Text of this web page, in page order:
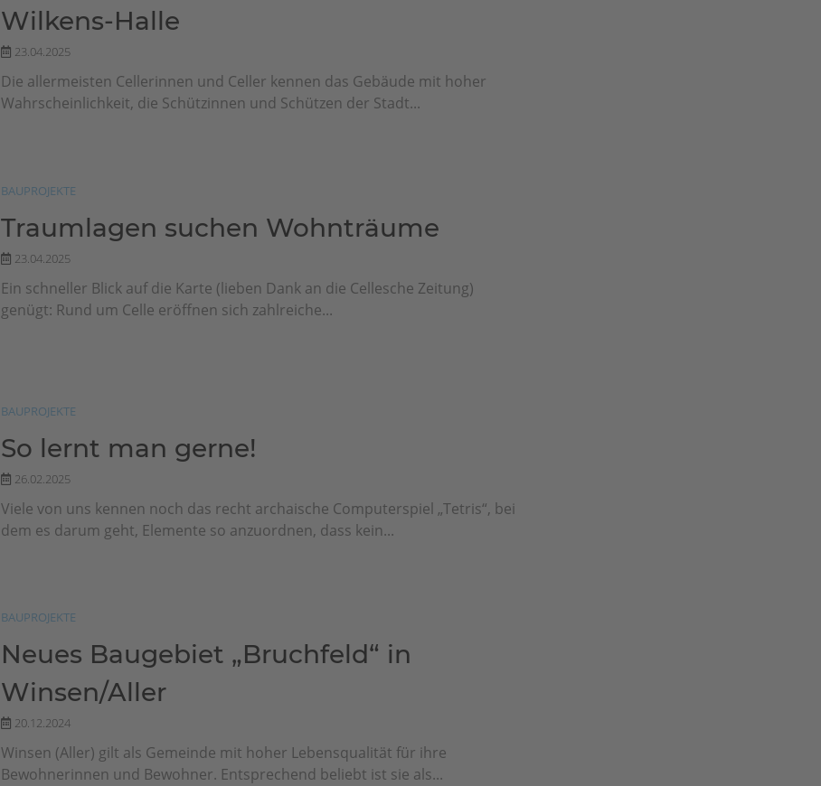
Wilkens-Halle
23.04.2025
Die allermeisten Cellerinnen und Celler kennen das Gebäude mit hoher
Wahrscheinlichkeit, die Schützinnen und Schützen der Stadt...
BAUPROJEKTE
Traumlagen suchen Wohnträume
23.04.2025
Ein schneller Blick auf die Karte (lieben Dank an die Cellesche Zeitung)
genügt: Rund um Celle eröffnen sich zahlreiche...
BAUPROJEKTE
So lernt man gerne!
26.02.2025
Viele von uns kennen noch das recht archaische Computerspiel „Tetris“, bei
dem es darum geht, Elemente so anzuordnen, dass kein...
BAUPROJEKTE
Neues Baugebiet „Bruchfeld“ in
Winsen/Aller
20.12.2024
Winsen (Aller) gilt als Gemeinde mit hoher Lebensqualität für ihre
Bewohnerinnen und Bewohner. Entsprechend beliebt ist sie als...